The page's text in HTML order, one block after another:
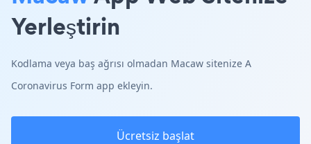
Yerleştirin
Kodlama veya baş ağrısı olmadan Macaw sitenize A
Coronavirus Form app ekleyin.
Ücretsiz başlat